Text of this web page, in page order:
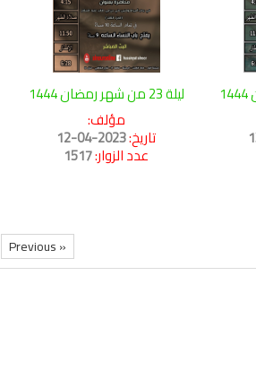
ليلة 23 من شهر رمضان 1444
مؤلف:
تاريخ:2023-04-12
عدد الزوار:1517
« Previous